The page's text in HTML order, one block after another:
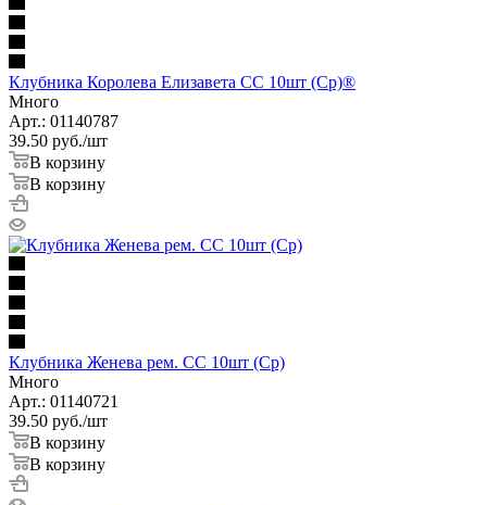
Клубника Королева Елизавета СС 10шт (Ср)®
Много
Арт.: 01140787
39.50 руб./шт
В корзину
В корзину
Клубника Женева рем. СС 10шт (Ср)
Много
Арт.: 01140721
39.50 руб./шт
В корзину
В корзину